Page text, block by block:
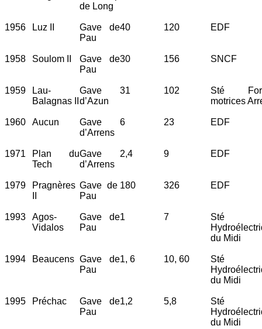
de Long
1956 Luz II
Gave de
Pau
40 120 EDF
1958 Soulom II
Gave de
Pau
30 156 SNCF
1959
Lau-
Balagnas II
Gave
d’Azun
31 102
Sté
motrices
1960 Aucun
Gave
d’Arrens
6 23 EDF
1971
Plan du
Tech
Gave
d’Arrens
2,4 9 EDF
1979
Pragnères Gave de
Pau
180 326 EDF
1993
Agos-
Vidalos
Gave de
Pau
1 7
Sté
du Midi
1994 Beaucens Gave de
Pau
1, 6 10, 60
Sté
du Midi
1995 Préchac
Gave de
Pau
1,2 5,8
Sté
du Midi